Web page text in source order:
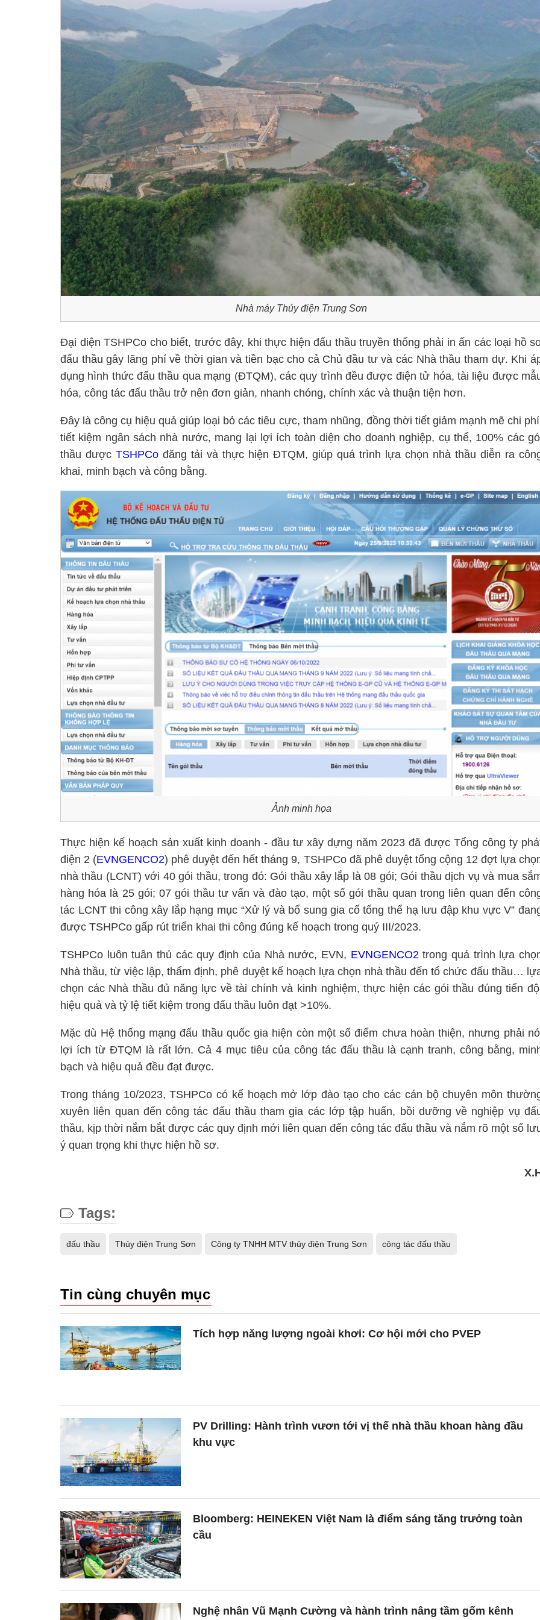
Nhà máy Thủy điện Trung Sơn
Đại diện TSHPCo cho biết, trước đây, khi thực hiện đấu thầu truyền thống phải in ấn các loại hồ
đấu thầu gây lãng phí về thời gian và tiền bạc cho cả Chủ đầu tư và các Nhà thầu tham dự. Khi
dụng hình thức đấu thầu qua mạng (ĐTQM), các quy trình đều được điện tử hóa, tài liệu được
hóa, công tác đấu thầu trở nên đơn giản, nhanh chóng, chính xác và thuận tiện hơn.
Đây là công cụ hiệu quả giúp loại bỏ các tiêu cực, tham nhũng, đồng thời tiết giảm mạnh mẽ chi
tiết kiệm ngân sách nhà nước, mang lại lợi ích toàn diện cho doanh nghiệp, cụ thể, 100% các
thầu được TSHPCo đăng tải và thực hiện ĐTQM, giúp quá trình lựa chọn nhà thầu diễn ra
khai, minh bạch và công bằng.
Ảnh minh họa
Thực hiện kế hoạch sản xuất kinh doanh - đầu tư xây dựng năm 2023 đã được Tổng công ty
điện 2 (EVNGENCO2) phê duyệt đến hết tháng 9, TSHPCo đã phê duyệt tổng cộng 12 đợt lựa
nhà thầu (LCNT) với 40 gói thầu, trong đó: Gói thầu xây lắp là 08 gói; Gói thầu dịch vụ và mua
hàng hóa là 25 gói; 07 gói thầu tư vấn và đào tạo, một số gói thầu quan trong liên quan đến
tác LCNT thi công xây lắp hạng mục “Xử lý và bổ sung gia cố tổng thể hạ lưu đập khu vực V”
được TSHPCo gấp rút triển khai thi công đúng kế hoạch trong quý III/2023.
TSHPCo luôn tuân thủ các quy định của Nhà nước, EVN, EVNGENCO2trong quá trình lựa
Nhà thầu, từ việc lập, thẩm định, phê duyệt kế hoạch lựa chọn nhà thầu đến tổ chức đấu thầu…
chọn các Nhà thầu đủ năng lực về tài chính và kinh nghiệm, thực hiện các gói thầu đúng tiến
hiệu quả và tỷ lệ tiết kiệm trong đấu thầu luôn đạt >10%.
Mặc dù Hệ thống mạng đấu thầu quốc gia hiện còn một số điểm chưa hoàn thiện, nhưng phải
lợi ích từ ĐTQM là rất lớn. Cả 4 mục tiêu của công tác đấu thầu là cạnh tranh, công bằng,
bạch và hiệu quả đều đạt được.
Trong tháng 10/2023, TSHPCo có kế hoạch mở lớp đào tạo cho các cán bộ chuyên môn
xuyên liên quan đến công tác đấu thầu tham gia các lớp tập huấn, bồi dưỡng về nghiệp vụ
thầu, kịp thời nắm bắt được các quy định mới liên quan đến công tác đấu thầu và nắm rõ một số
ý quan trọng khi thực hiện hồ sơ.
Tags:
đấu thầu Thủy điện Trung Sơn Công ty TNHH MTV thủy điện Trung Sơn công tác đấu thầu
Tin cùng chuyên mục
Tích hợp năng lượng ngoài khơi: Cơ hội mới cho PVEP
PV Drilling: Hành trình vươn tới vị thế nhà thầu khoan hàng đầu
khu vực
Bloomberg: HEINEKEN Việt Nam là điểm sáng tăng trưởng toàn
cầu
Nghệ nhân Vũ Mạnh Cường và hành trình nâng tầm gốm kênh